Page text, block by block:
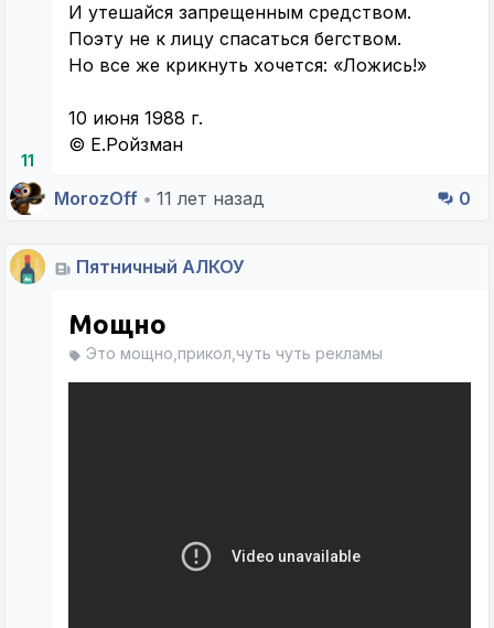
11
И утешайся запрещенным средством.
Поэту не к лицу спасаться бегством.
Но все же крикнуть хочется: «Ложись!»
10 июня 1988 г.
© Е.Ройзман
MorozOff • 11 лет назад 0
Пятничный АЛКОУ
Мощно
Это мощно,прикол,чуть чуть рекламы